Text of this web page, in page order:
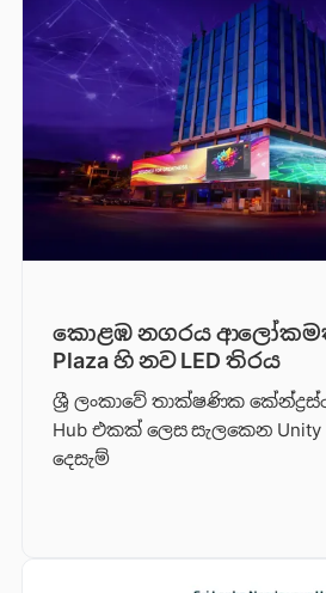
කොළඹ නගරය
Plaza හි නව LED තිරය
ශ්‍රී ලංකාවේ තාක්ෂණික
Hub එකක් ලෙස සැලකෙන Unity
දෙසැම්